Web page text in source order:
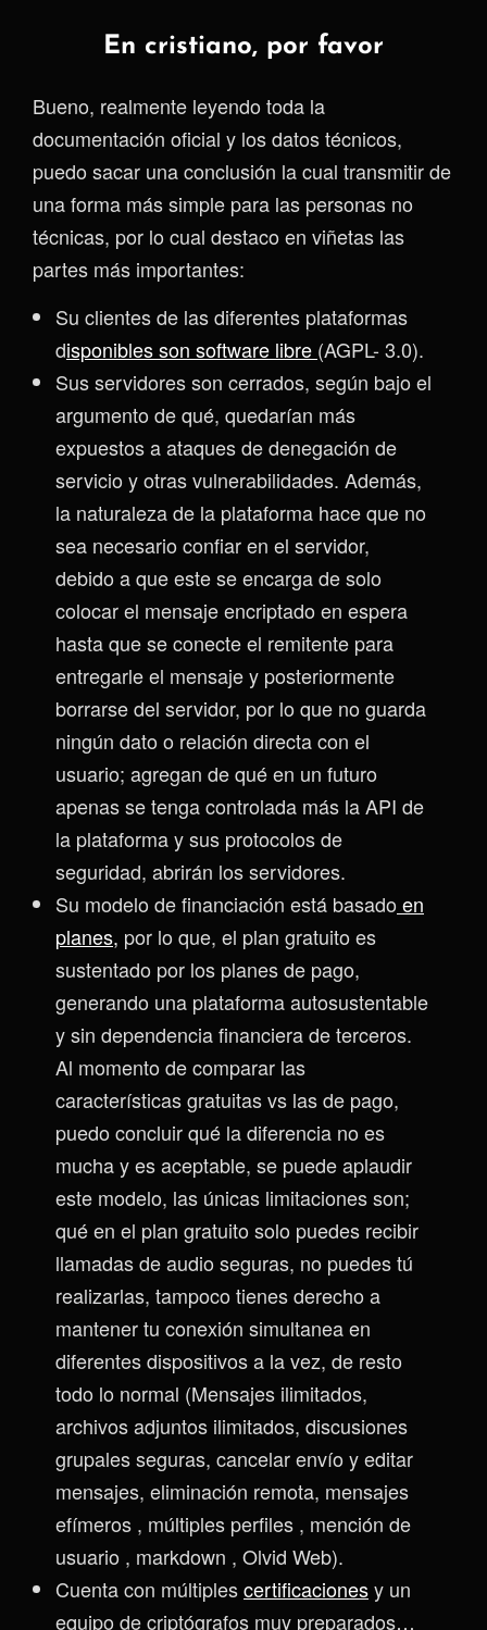
En cristiano, por favor
Bueno, realmente leyendo toda la
documentación oficial y los datos técnicos,
puedo sacar una conclusión la cual transmitir de
una forma más simple para las personas no
técnicas, por lo cual destaco en viñetas las
partes más importantes:
Su clientes de las diferentes plataformas
disponibles son software libre (AGPL- 3.0).
Sus servidores son cerrados, según bajo el
argumento de qué, quedarían más
expuestos a ataques de denegación de
servicio y otras vulnerabilidades. Además,
la naturaleza de la plataforma hace que no
sea necesario confiar en el servidor,
debido a que este se encarga de solo
colocar el mensaje encriptado en espera
hasta que se conecte el remitente para
entregarle el mensaje y posteriormente
borrarse del servidor, por lo que no guarda
ningún dato o relación directa con el
usuario; agregan de qué en un futuro
apenas se tenga controlada más la API de
la plataforma y sus protocolos de
seguridad, abrirán los servidores.
Su modelo de financiación está basado en
planes, por lo que, el plan gratuito es
sustentado por los planes de pago,
generando una plataforma autosustentable
y sin dependencia financiera de terceros.
Al momento de comparar las
características gratuitas vs las de pago,
puedo concluir qué la diferencia no es
mucha y es aceptable, se puede aplaudir
este modelo, las únicas limitaciones son;
qué en el plan gratuito solo puedes recibir
llamadas de audio seguras, no puedes tú
realizarlas, tampoco tienes derecho a
mantener tu conexión simultanea en
diferentes dispositivos a la vez, de resto
todo lo normal (Mensajes ilimitados,
archivos adjuntos ilimitados, discusiones
grupales seguras, cancelar envío y editar
mensajes, eliminación remota, mensajes
efímeros , múltiples perfiles , mención de
usuario , markdown , Olvid Web).
Cuenta con múltiplescertificacionesy un
equipo de criptógrafos muy preparados…